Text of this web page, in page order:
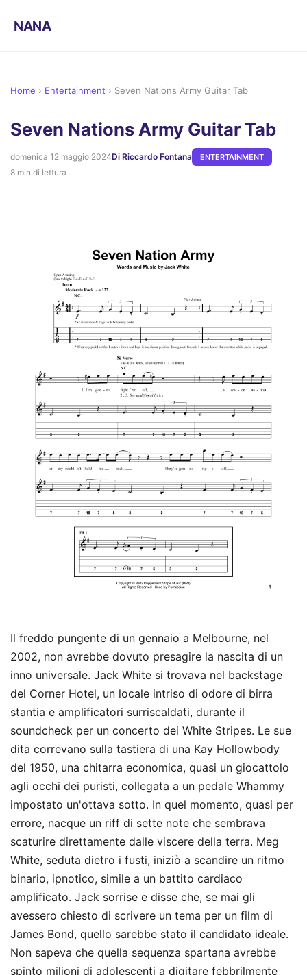
NANA
Home › Entertainment › Seven Nations Army Guitar Tab
Seven Nations Army Guitar Tab
domenica 12 maggio 2024Di Riccardo Fontana ENTERTAINMENT
8 min di lettura
Il freddo pungente di un gennaio a Melbourne, nel
2002, non avrebbe dovuto presagire la nascita di un
inno universale. Jack White si trovava nel backstage
del Corner Hotel, un locale intriso di odore di birra
stantia e amplificatori surriscaldati, durante il
soundcheck per un concerto dei White Stripes. Le sue
dita correvano sulla tastiera di una Kay Hollowbody
del 1950, una chitarra economica, quasi un giocattolo
agli occhi dei puristi, collegata a un pedale Whammy
impostato un'ottava sotto. In quel momento, quasi per
errore, nacque un riff di sette note che sembrava
scaturire direttamente dalle viscere della terra. Meg
White, seduta dietro i fusti, iniziò a scandire un ritmo
binario, ipnotico, simile a un battito cardiaco
amplificato. Jack sorrise e disse che, se mai gli
avessero chiesto di scrivere un tema per un film di
James Bond, quello sarebbe stato il candidato ideale.
Non sapeva che quella sequenza spartana avrebbe
spinto milioni di adolescenti a digitare febbrilmente